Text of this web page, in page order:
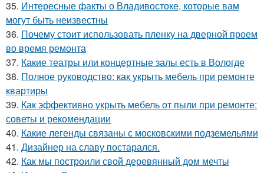
35. Интересные факты о Владивостоке, которые вам
могут быть неизвестны
36. Почему стоит использовать пленку на дверной проем
во время ремонта
37. Какие театры или концертные залы есть в Вологде
38. Полное руководство: как укрыть мебель при ремонте
квартиры
39. Как эффективно укрыть мебель от пыли при ремонте:
советы и рекомендации
40. Какие легенды связаны с московскими подземельями
41. Дизайнер на славу постарался.
42. Как мы построили свой деревянный дом мечты